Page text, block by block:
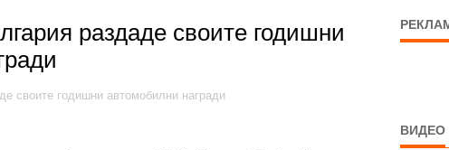
раздаде своите годишни
ВИДЕО